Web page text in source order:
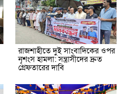
রাজশাহীতে দুই সাংবাদিকের ওপর
নৃশংস হামলা: সন্ত্রাসীদের দ্রুত
গ্রেফতারের দাবি